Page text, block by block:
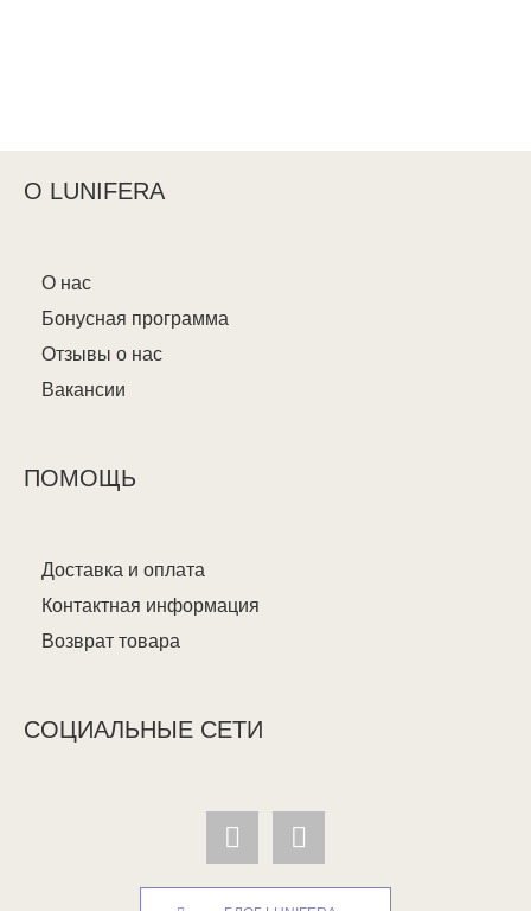
О LUNIFERA
О нас
Бонусная программа
Отзывы о нас
Вакансии
ПОМОЩЬ
Доставка и оплата
Контактная информация
Возврат товара
СОЦИАЛЬНЫЕ СЕТИ